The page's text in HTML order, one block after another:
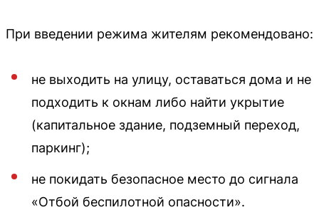
При введении режима жителям рекомендовано:
не выходить на улицу, оставаться дома и не
подходить к окнам либо найти укрытие
(капитальное здание, подземный переход,
паркинг);
не покидать безопасное место до сигнала
«Отбой беспилотной опасности».